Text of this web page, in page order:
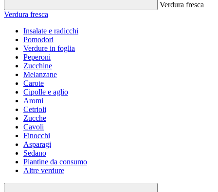
Verdura fresca
Verdura fresca
Insalate e radicchi
Pomodori
Verdure in foglia
Peperoni
Zucchine
Melanzane
Carote
Cipolle e aglio
Aromi
Cetrioli
Zucche
Cavoli
Finocchi
Asparagi
Sedano
Piantine da consumo
Altre verdure